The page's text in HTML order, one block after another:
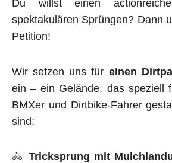
Du willst einen
spektakulären Sprüngen? Dann
Petition!
Wir setzen uns für einen
ein – ein Gelände, das speziell
BMXer und Dirtbike-Fahrer
sind:
🚴 Tricksprung mit